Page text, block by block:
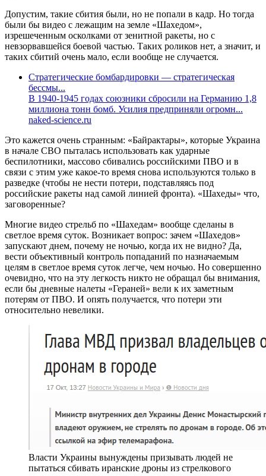
Допустим, такие сбития были, но не попали в кадр. Но тогда
были бы видео с лежащим на земле «Шахедом»,
изрешеченным осколками от зенитной ракеты, но с
невзорвавшейся боевой частью. Таких роликов нет, а значит, и
таких сбитий очень мало, если вообще не случается.
Стратегические бомбардировки — стратегическая
бессмы...
В 1940-1945 годах союзники сбросили на Германию 1,8
миллиона тонн бомб. Усилия предприняли огромн...
naked-science.ru
Это кажется очень странным: «Байрактары», которые Украина
в начале СВО пыталась использовать как ударные
беспилотники, массово сбивались российскими ПВО и в
связи с этим уже какое-то время снова используются только в
разведке (чтобы не нести потери, подставляясь под
российские ракеты над самой линией фронта). «Шахеды» что,
заговоренные?
Многие видео стрельб по «Шахедам» вообще сделаны в
светлое время суток. Возникает вопрос: зачем «Шахедов»
запускают днем, почему не ночью, когда их не видно? Да,
вести объективный контроль попаданий по назначаемым
целям в светлое время суток легче, чем ночью. Но совершенно
очевидно, что на эту легкость никто не обращал бы внимания,
если бы дневные налеты «Гераней» вели к их заметным
потерям от ПВО. И опять получается, что потери эти
относительно невелики.
Власти Украины вынуждены призывать людей не
пытаться сбивать иранские дроны из стрелкового